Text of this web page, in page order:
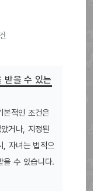
받을 수 있는
본적인 조건은
거나, 지정된
, 자녀는 법적으
을 수 있습니다.